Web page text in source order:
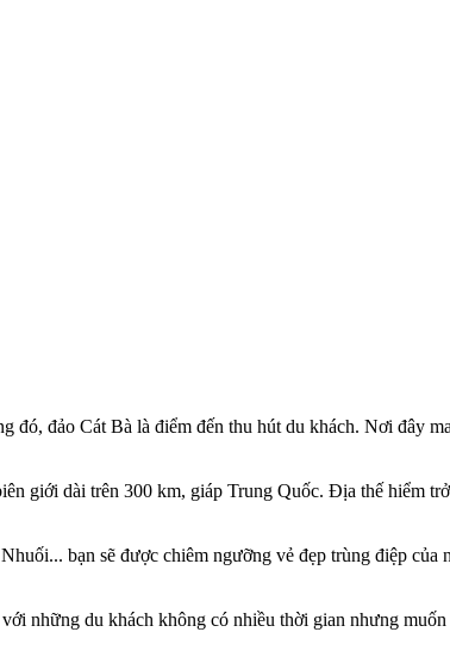
đó, đảo Cát Bà là điểm đến thu hút du khách. Nơi đây
giới dài trên 300 km, giáp Trung Quốc. Địa thế hiểm
bạn sẽ được chiêm ngưỡng vẻ đẹp trùng điệp
những du khách không có nhiều thời gian nhưng